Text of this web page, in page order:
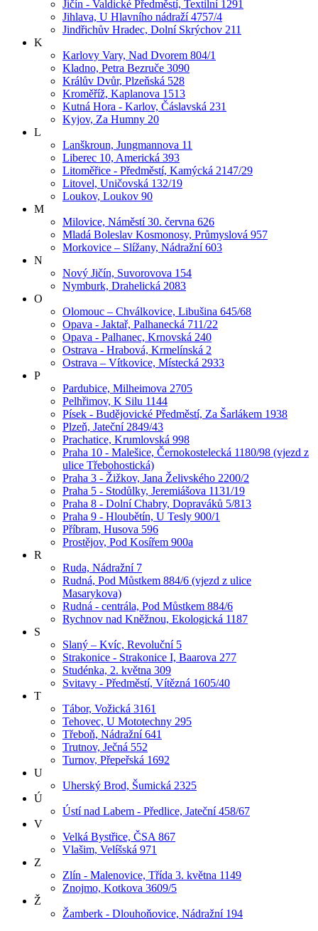
Jičín - Valdické Předměstí, Textilní 1291
Jihlava, U Hlavního nádraží 4757/4
Jindřichův Hradec, Dolní Skrýchov 211
K
Karlovy Vary, Nad Dvorem 804/1
Kladno, Petra Bezruče 3090
Králův Dvůr, Plzeňská 528
Kroměříž, Kaplanova 1513
Kutná Hora - Karlov, Čáslavská 231
Kyjov, Za Humny 20
L
Lanškroun, Jungmannova 11
Liberec 10, Americká 393
Litoměřice - Předměstí, Kamýcká 2147/29
Litovel, Uničovská 132/19
Loukov, Loukov 90
M
Milovice, Náměstí 30. června 626
Mladá Boleslav Kosmonosy, Průmyslová 957
Morkovice – Slížany, Nádražní 603
N
Nový Jičín, Suvorovova 154
Nymburk, Drahelická 2083
O
Olomouc – Chválkovice, Libušina 645/68
Opava - Jaktař, Palhanecká 711/22
Opava - Palhanec, Krnovská 240
Ostrava - Hrabová, Krmelínská 2
Ostrava – Vítkovice, Místecká 2933
P
Pardubice, Milheimova 2705
Pelhřimov, K Silu 1144
Písek - Budějovické Předměstí, Za Šarlákem 1938
Plzeň, Jateční 2849/43
Prachatice, Krumlovská 998
Praha 10 - Malešice, Černokostelecká 1180/98 (vjezd z
ulice Třebohostická)
Praha 3 - Žižkov, Jana Želivského 2200/2
Praha 5 - Stodůlky, Jeremiášova 1131/19
Praha 8 - Dolní Chabry, Dopraváků 5/813
Praha 9 - Hloubětín, U Tesly 900/1
Příbram, Husova 596
Prostějov, Pod Kosířem 900a
R
Ruda, Nádražní 7
Rudná, Pod Můstkem 884/6 (vjezd z ulice
Masarykova)
Rudná - centrála, Pod Můstkem 884/6
Rychnov nad Kněžnou, Ekologická 1187
S
Slaný – Kvíc, Revoluční 5
Strakonice - Strakonice I, Baarova 277
Studénka, 2. května 309
Svitavy - Předměstí, Vítězná 1605/40
T
Tábor, Vožická 3161
Tehovec, U Mototechny 295
Třeboň, Nádražní 641
Trutnov, Ječná 552
Turnov, Přepeřská 1692
U
Uherský Brod, Šumická 2325
Ú
Ústí nad Labem - Předlice, Jateční 458/67
V
Velká Bystřice, ČSA 867
Vlašim, Velíšská 971
Z
Zlín - Malenovice, Třída 3. května 1149
Znojmo, Kotkova 3609/5
Ž
Žamberk - Dlouhoňovice, Nádražní 194